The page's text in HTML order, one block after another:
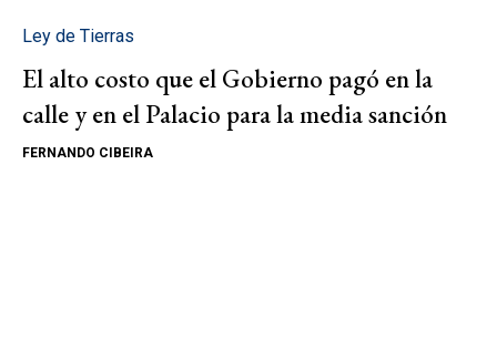
Ley de Tierras
El alto costo que el Gobierno pagó en la
calle y en el Palacio para la media sanción
FERNANDO CIBEIRA